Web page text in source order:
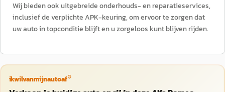
Wij bieden ook uitgebreide onderhouds- en reparatieservices,
inclusief de verplichte APK-keuring, om ervoor te zorgen dat
uw auto in topconditie blijft en u zorgeloos kunt blijven rijden.
ikwilvanmijnautoaf®